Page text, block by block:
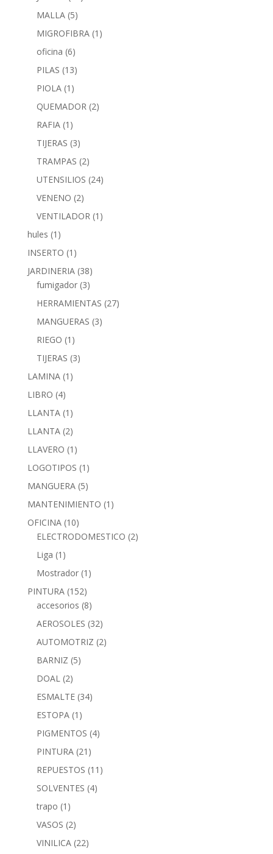
MALLA (5)
MIGROFIBRA (1)
oficina (6)
PILAS (13)
PIOLA (1)
QUEMADOR (2)
RAFIA (1)
TIJERAS (3)
TRAMPAS (2)
UTENSILIOS (24)
VENENO (2)
VENTILADOR (1)
hules (1)
INSERTO (1)
JARDINERIA (38)
fumigador (3)
HERRAMIENTAS (27)
MANGUERAS (3)
RIEGO (1)
TIJERAS (3)
LAMINA (1)
LIBRO (4)
LLANTA (1)
LLANTA (2)
LLAVERO (1)
LOGOTIPOS (1)
MANGUERA (5)
MANTENIMIENTO (1)
OFICINA (10)
ELECTRODOMESTICO (2)
Liga (1)
Mostrador (1)
PINTURA (152)
accesorios (8)
AEROSOLES (32)
AUTOMOTRIZ (2)
BARNIZ (5)
DOAL (2)
ESMALTE (34)
ESTOPA (1)
PIGMENTOS (4)
PINTURA (21)
REPUESTOS (11)
SOLVENTES (4)
trapo (1)
VASOS (2)
VINILICA (22)